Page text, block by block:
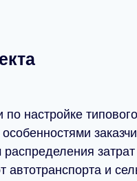
настройке
автотранспорта и